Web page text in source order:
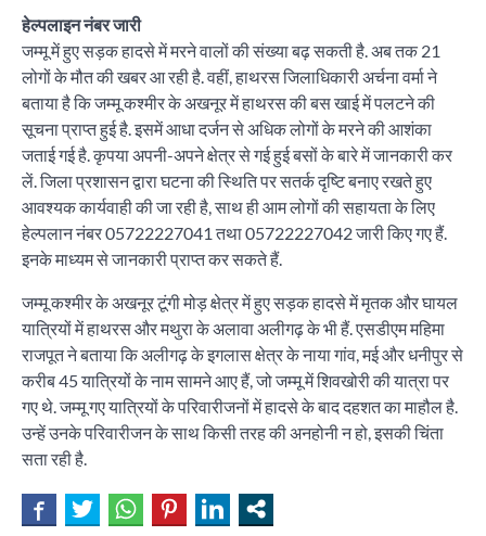
हेल्पलाइन नंबर जारी
जम्‍मू में हुए सड़क हादसे में मरने वालों की संख्‍या बढ़ सकती है. अब तक 21
लोगों के मौत की खबर आ रही है. वहीं, हाथरस जिलाधिकारी अर्चना वर्मा ने
बताया है कि जम्मू कश्मीर के अखनूर में हाथरस की बस खाई में पलटने की
सूचना प्राप्त हुई है. इसमें आधा दर्जन से अधिक लोगों के मरने की आशंका
जताई गई है. कृपया अपनी-अपने क्षेत्र से गई हुई बसों के बारे में जानकारी कर
लें. जिला प्रशासन द्वारा घटना की स्थिति पर सतर्क दृष्टि बनाए रखते हुए
आवश्यक कार्यवाही की जा रही है, साथ ही आम लोगों की सहायता के लिए
हेल्पलान नंबर 05722227041 तथा 05722227042 जारी किए गए हैं.
इनके माध्यम से जानकारी प्राप्त कर सकते हैं.
जम्मू कश्मीर के अखनूर टूंगी मोड़ क्षेत्र में हुए सड़क हादसे में मृतक और घायल
यात्रियों में हाथरस और मथुरा के अलावा अलीगढ़ के भी हैं. एसडीएम महिमा
राजपूत ने बताया कि अलीगढ़ के इगलास क्षेत्र के नाया गांव, मई और धनीपुर से
करीब 45 यात्रियों के नाम सामने आए हैं, जो जम्मू में शिवखोरी की यात्रा पर
गए थे. जम्मू गए यात्रियों के परिवारीजनों में हादसे के बाद दहशत का माहौल है.
उन्हें उनके परिवारीजन के साथ किसी तरह की अनहोनी न हो, इसकी चिंता
सता रही है.